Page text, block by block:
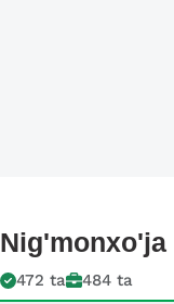
Nig'monxo'ja
472 ta 484 ta